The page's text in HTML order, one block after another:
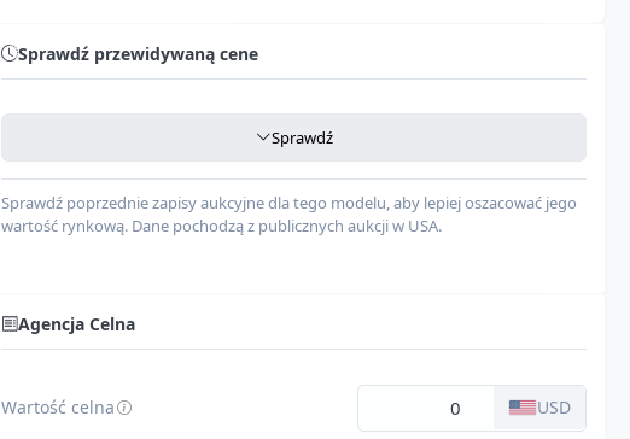
Typ paliwa Hybrid
System bezpieczeństwa --
Skrzynia biegów
Kolor karoserii
0%
Sprawdź przewidywaną cene
Sprawdź
Sprawdź poprzednie zapisy aukcyjne dla tego modelu, aby lepiej oszacować jego
wartość rynkową. Dane pochodzą z publicznych aukcji w USA.
Agencja Celna
Wartość celna USD